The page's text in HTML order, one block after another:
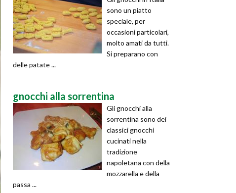
sono un piatto
speciale, per
occasioni particolari,
molto amati da tutti.
Si preparano con
delle patate ...
gnocchi alla sorrentina
Gli gnocchi alla
sorrentina sono dei
classici gnocchi
cucinati nella
tradizione
napoletana con della
mozzarella e della
passa ...